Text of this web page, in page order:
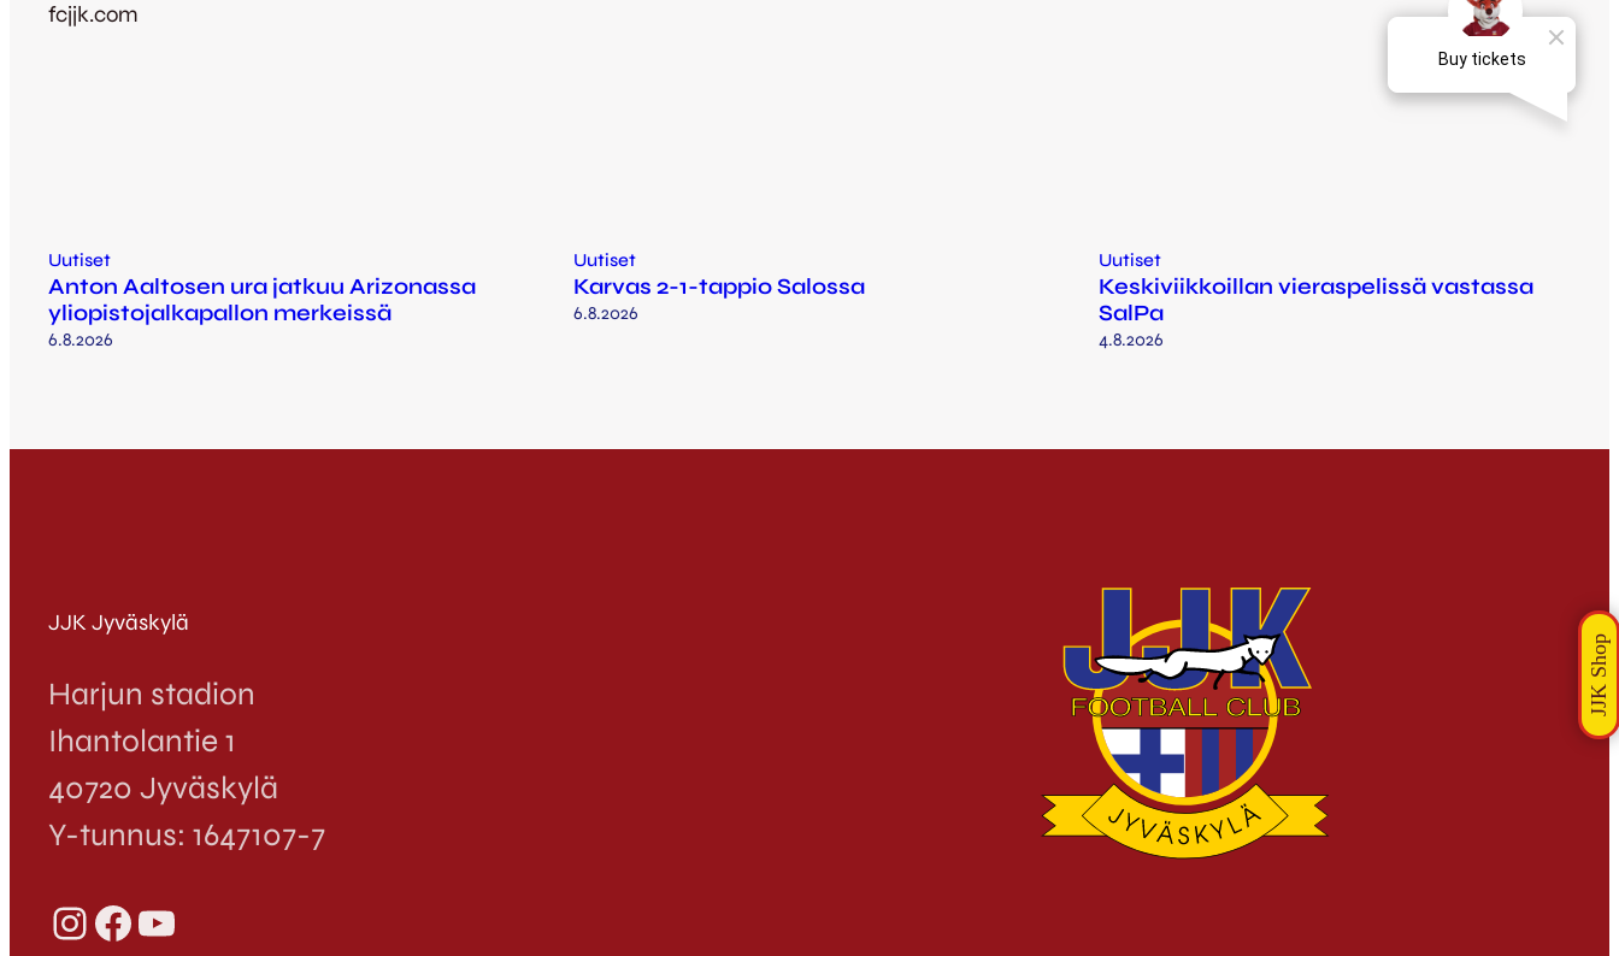
fcjjk.com
Uutiset
Anton Aaltosen ura jatkuu Arizonassa
yliopistojalkapallon merkeissä
6.8.2026
Uutiset
Karvas 2-1-tappio Salossa
6.8.2026
Uutiset
Keskiviikkoillan vieraspelissä vastassa
SalPa
4.8.2026
JJK Jyväskylä
Harjun stadion
Ihantolantie 1
40720 Jyväskylä
Y-tunnus: 1647107-7
InstagramFacebook YouTube